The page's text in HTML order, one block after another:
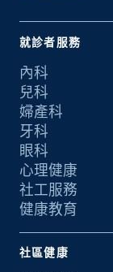
就診者服務
內科
兒科
婦產科
牙科
眼科
心理健康
社工服務
健康教育
社區健康